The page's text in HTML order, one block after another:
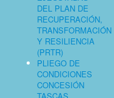
DEL PLAN DE
RECUPERACIÓN,
TRANSFORMACIÓN
Y RESILIENCIA
(PRTR)
PLIEGO DE
CONDICIONES
CONCESIÓN